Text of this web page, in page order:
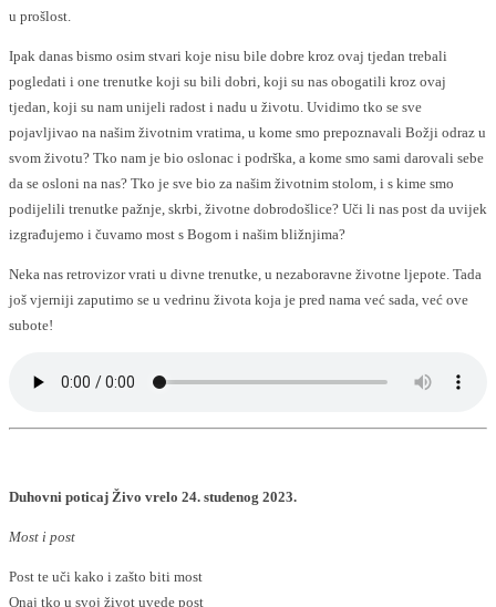
u prošlost.
Ipak danas bismo osim stvari koje nisu bile dobre kroz ovaj tjedan trebali
pogledati i one trenutke koji su bili dobri, koji su nas obogatili kroz ovaj
tjedan, koji su nam unijeli radost i nadu u životu. Uvidimo tko se sve
pojavljivao na našim životnim vratima, u kome smo prepoznavali Božji odraz u
svom životu? Tko nam je bio oslonac i podrška, a kome smo sami darovali sebe
da se osloni na nas? Tko je sve bio za našim životnim stolom, i s kime smo
podijelili trenutke pažnje, skrbi, životne dobrodošlice? Uči li nas post da uvijek
izgrađujemo i čuvamo most s Bogom i našim bližnjima?
Neka nas retrovizor vrati u divne trenutke, u nezaboravne životne ljepote. Tada
još vjerniji zaputimo se u vedrinu života koja je pred nama već sada, već ove
subote!
Duhovni poticaj Živo vrelo 24. studenog 2023.
Most i post
Post te uči kako i zašto biti most
Onaj tko u svoj život uvede post